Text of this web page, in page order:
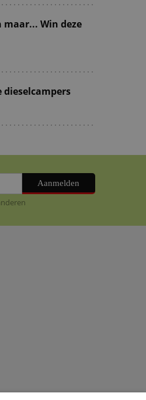
Win deze
dieselcampers
Aanmelden